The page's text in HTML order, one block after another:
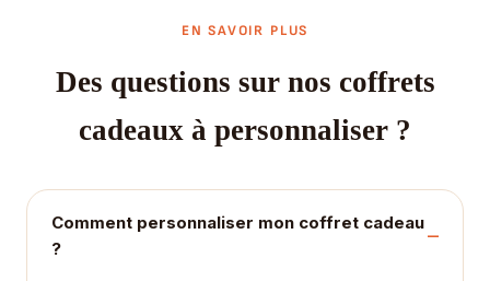
EN SAVOIR PLUS
Des questions sur nos coffrets
cadeaux à personnaliser ?
Comment personnaliser mon coffret cadeau
?